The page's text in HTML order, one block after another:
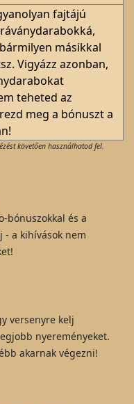
fajtájú
másikkal
Vigyázz azonban,
teheted az
meg a bónuszt a
követően használhatod fel.
bónuszokkal és a
- a kihívások nem
versenyre kelj
nyereményeket.
akarnak végezni!